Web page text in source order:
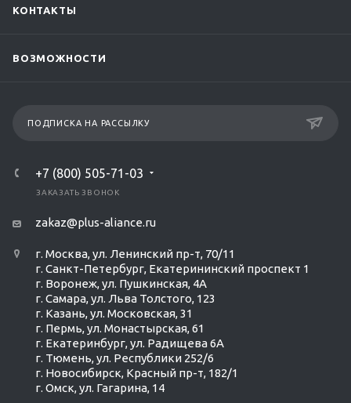
КОНТАКТЫ
ВОЗМОЖНОСТИ
ПОДПИСКА НА РАССЫЛКУ
+7 (800) 505-71-03
ЗАКАЗАТЬ ЗВОНОК
zakaz@plus-aliance.ru
г. Москва, ул. Ленинский пр-т, 70/11
г. Санкт-Петербург, Екатерининский проспект 1
г. Воронеж, ул. Пушкинская, 4А
г. Самара, ул. Льва Толстого, 123
г. Казань, ул. Московская, 31
г. Пермь, ул. Монастырская, 61
г. Екатеринбург, ул. Радищева 6А
г. Тюмень, ул. Республики 252/6
г. Новосибирск, Красный пр-т, 182/1
г. Омск, ул. ​Гагарина, 14